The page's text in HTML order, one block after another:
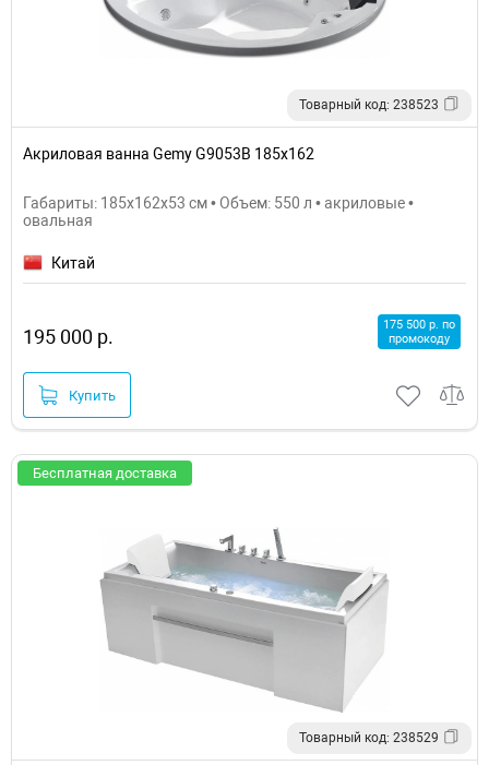
Товарный код: 238523
Акриловая ванна Gemy G9053B 185х162
Габариты: 185x162x53 см • Объем: 550 л • акриловые •
овальная
Китай
195 000 р.
175 500 р. по
промокоду
Купить
Бесплатная доставка
Товарный код: 238529